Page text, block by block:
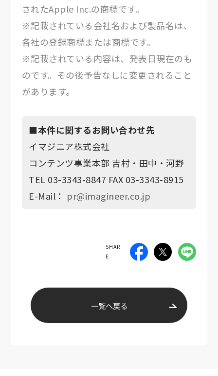
されたApple Inc.の商標です。
※記載されている会社名および製品名は、
各社の登録商標または商標です。
※記載されている内容は、発表日現在のも
のです。その後予告なしに変更されること
があります。
■本件に関するお問い合わせ先
イマジニア株式会社
コンテンツ事業本部 吉村・田中・河野
TEL 03-3343-8847 FAX 03-3343-8915
E-Mail： pr@imagineer.co.jp
SHAR
E
一覧へ戻る